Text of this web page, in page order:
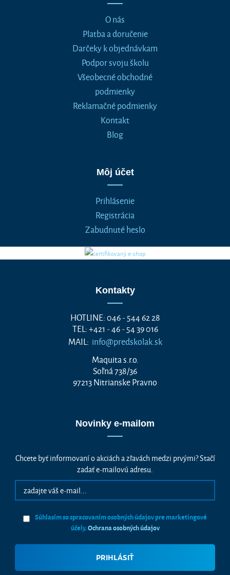
O nás
Platba a doručenie
Darčeky k objednávkam
Podpor svoju školu
Všeobecné obchodné
podmienky
Reklamačné podmienky
Kontakt
Blog
Môj účet
Prihlásenie
Registrácia
Zabudnuté heslo
Kontakty
HOTLINE: 046 - 544 62 28
TEL: +421 - 46 - 54 39 016
MAIL: info@predskolak.sk
Maquita s.r.o.
Soľná 738/36
97213 Nitrianske Pravno
Novinky e-mailom
Chcete byť informovaní o akciách a zľavách medzi prvými? Stačí
zadať e-mailovú adresu.
Súhlasím so spracovaním osobných údajov pre marketingové
účely.Ochrana osobných údajov